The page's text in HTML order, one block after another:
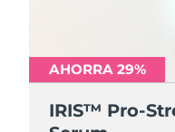
AHORRA 29%
IRIS™ Pro-